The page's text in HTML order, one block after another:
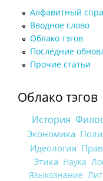
Алфавитный
Вводное слово
Облако тэгов
Последние
Прочие статьи
Облако тэгов
История
Экономика
Идеология
Этика Наука
Языкознание